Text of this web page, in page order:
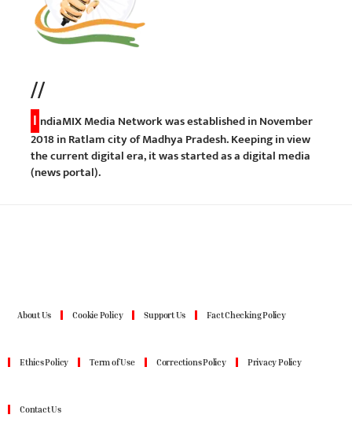
//
I ndiaMIX Media Network was established in November
2018 in Ratlam city of Madhya Pradesh. Keeping in view
the current digital era, it was started as a digital media
(news portal).
About Us Cookie Policy Support Us Fact Checking Policy
Ethics Policy Term of Use Corrections Policy Privacy Policy
Contact Us